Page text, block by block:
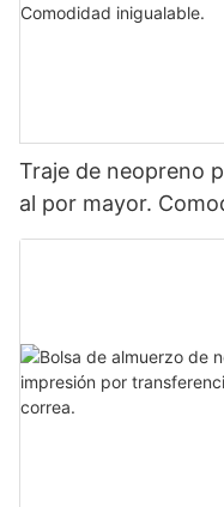
Traje de neopreno
al por mayor.